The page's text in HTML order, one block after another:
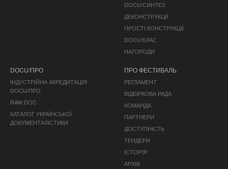
DOCU/СИНТЕЗ
ДЕКОНСТРУКЦІЇ
ПРОСТІ КОНСТРУКЦІЇ
DOCU/КЛАС
НАГОРОДИ
DOCU/ПРО
ІНДУСТРІЙНА АКРЕДИТАЦІЯ
DOCU/ПРО
RAW DOC
КАТАЛОГ УКРАЇНСЬКОЇ
ДОКУМЕНТАЛІСТИКИ
ПРО ФЕСТИВАЛЬ
РЕГЛАМЕНТ
ВІДБІРКОВА РАДА
КОМАНДА
ПАРТНЕРИ
ДОСТУПНІСТЬ
ТЕНДЕРИ
ІСТОРІЯ
АРХІВ